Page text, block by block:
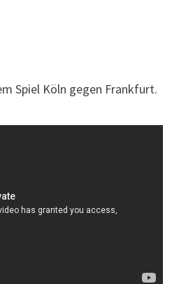
Spiel Köln gegen Frankfurt.